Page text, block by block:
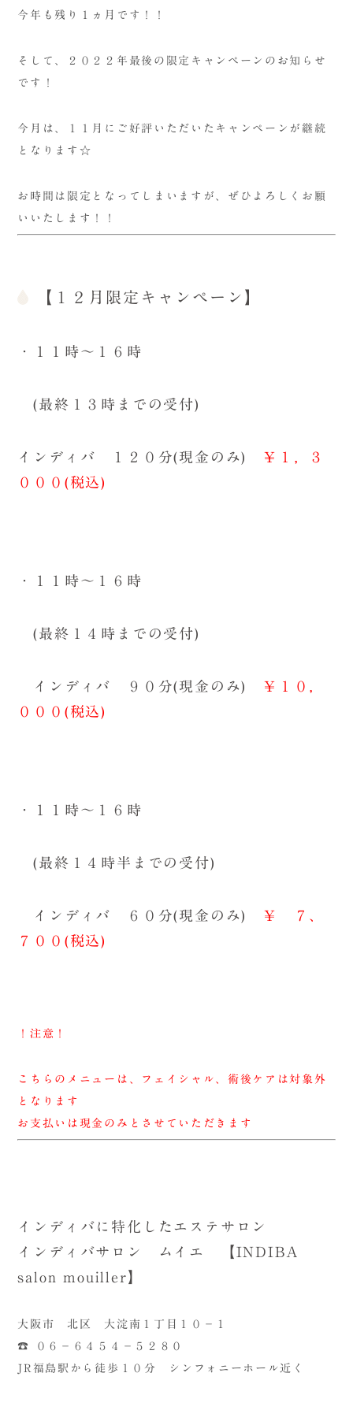
今年も残り１ヵ月です！！
そして、２０２２年最後の限定キャンペーンのお知らせ
です！
今月は、１１月にご好評いただいたキャンペーンが継続
となります☆
お時間は限定となってしまいますが、ぜひよろしくお願
いいたします！！
【１２月限定キャンペーン】
・１１時～１６時
(最終１３時までの受付)
インディバ １２０分(現金のみ)
￥１，３
０００(税込)
・１１時～１６時
(最終１４時までの受付)
インディバ ９０分(現金のみ)
￥１０，
０００(税込)
・１１時～１６時
(最終１４時半までの受付)
インディバ ６０分(現金のみ)
￥ ７、
７００(税込)
！注意！
こちらのメニューは、フェイシャル、術後ケアは対象外
となります
お支払いは現金のみとさせていただきます
インディバに特化したエステサロン
インディバサロン ムイエ 【INDIBA
salon mouiller】
大阪市 北区 大淀南１丁目１０－１
☎ ０６－６４５４－５２８０
JR福島駅から徒歩１０分 シンフォニーホール近く